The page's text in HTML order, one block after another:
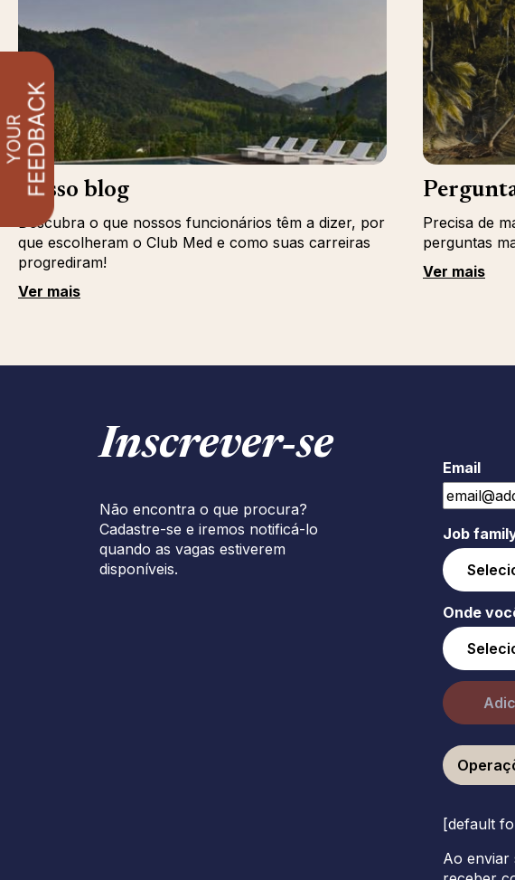
Nosso blog
Descubra o que nossos funcionários têm a dizer, por
que escolheram o Club Med e como suas carreiras
progrediram!
Ver mais
Precisa de
perguntas
Ver mais
Inscrever‑se
Não encontra o que procura?
Cadastre-se e iremos notificá-lo
quando as vagas estiverem
disponíveis.
Email
Job
Onde
[default
Ao enviar